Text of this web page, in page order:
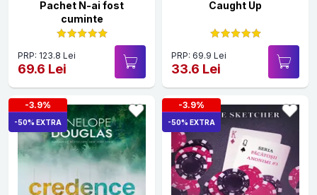
Pachet N-ai fost
cuminte
PRP: 123.8 Lei
69.6 Lei
Caught Up
PRP: 69.9 Lei
33.6 Lei
-3.9%
-50% EXTRA
-3.9%
-50% EXTRA